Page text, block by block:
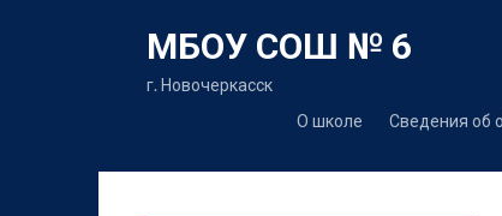
МБОУ СОШ № 6
г. Новочеркасск
О школе
Сведения об